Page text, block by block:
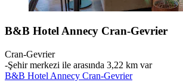
B&B Hotel Annecy Cran-Gevrier
Cran-Gevrier
‐Şehir merkezi ile arasında 3,22 km var
B&B Hotel Annecy Cran-Gevrier